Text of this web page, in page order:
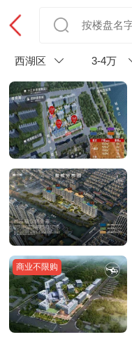
西湖区 3-4万
商业不限购